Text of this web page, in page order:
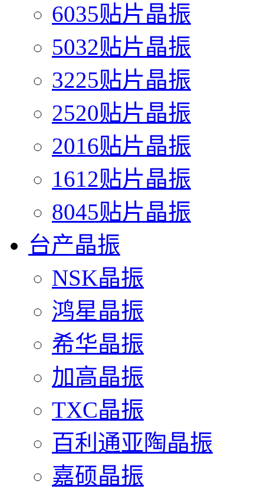
6035贴片晶振
5032贴片晶振
3225贴片晶振
2520贴片晶振
2016贴片晶振
1612贴片晶振
8045贴片晶振
台产晶振
NSK晶振
鸿星晶振
希华晶振
加高晶振
TXC晶振
百利通亚陶晶振
嘉硕晶振